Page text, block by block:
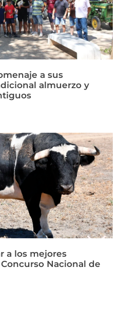
a sus
almuerzo y
a los mejores
Nacional de